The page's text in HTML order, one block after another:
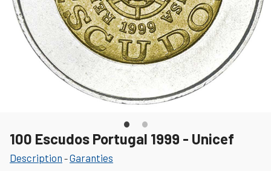
100 Escudos Portugal 1999 - Unicef
Description -Garanties